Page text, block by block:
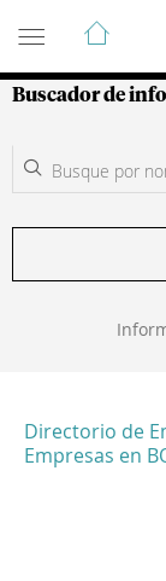
Guía de
Buscador de
Directorio de
Empresas en